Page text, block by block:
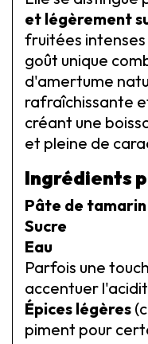
et légèrement
fruitées
goût unique
d'amertume
rafraîchissante
créant une
et pleine de
Ingrédients
Pâte de tamarin
Sucre
Eau
Parfois une
accentuer
Épices légères
piment pour